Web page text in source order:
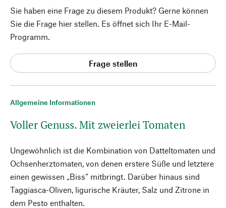
Allgemeine Informationen
Voller Genuss. Mit zweierlei Tomaten
Ungewöhnlich ist die Kombination von Datteltomaten und
Ochsenherztomaten, von denen erstere Süße und letztere
einen gewissen „Biss“ mitbringt. Darüber hinaus sind
Taggiasca-Oliven, ligurische Kräuter, Salz und Zitrone in
dem Pesto enthalten.
Sie haben eine Frage zu diesem Produkt? Gerne können
Sie die Frage hier stellen. Es öffnet sich Ihr E-Mail-
Programm.
Frage stellen